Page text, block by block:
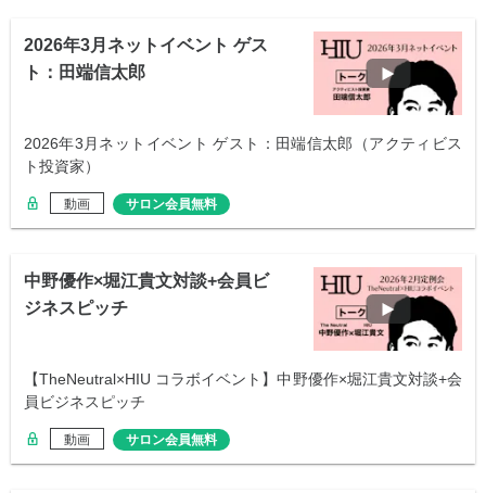
2026年3月ネットイベント ゲス
ト：田端信太郎
2026年3月ネットイベント ゲスト：田端信太郎（アクティビス
ト投資家）
動画 サロン会員無料
中野優作×堀江貴文対談+会員ビ
ジネスピッチ
【TheNeutral×HIU コラボイベント】中野優作×堀江貴文対談+会
員ビジネスピッチ
動画 サロン会員無料